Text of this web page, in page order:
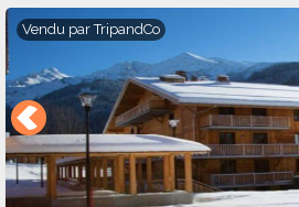
Vendu parTripandCo